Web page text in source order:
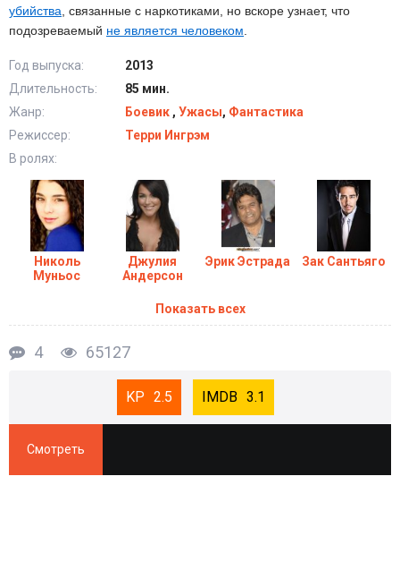
убийства , связанные с наркотиками, но вскоре узнает, что
подозреваемый не является человеком
Год выпуска:
2013
Длительность:
85 мин.
Жанр:
Боевик , Ужасы, Фантастика
Режиссер:
Терри Ингрэм
В ролях:
Николь
Муньос
Джулия
Андерсон
Эрик Эстрада Зак Сантьяго
Показать всех
4 65127
2.5 3.1
Смотреть